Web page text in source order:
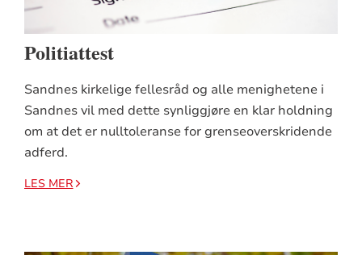
Politiattest
Sandnes kirkelige fellesråd og alle menighetene i
Sandnes vil med dette synliggjøre en klar holdning
om at det er nulltoleranse for grenseoverskridende
adferd.
LES MER